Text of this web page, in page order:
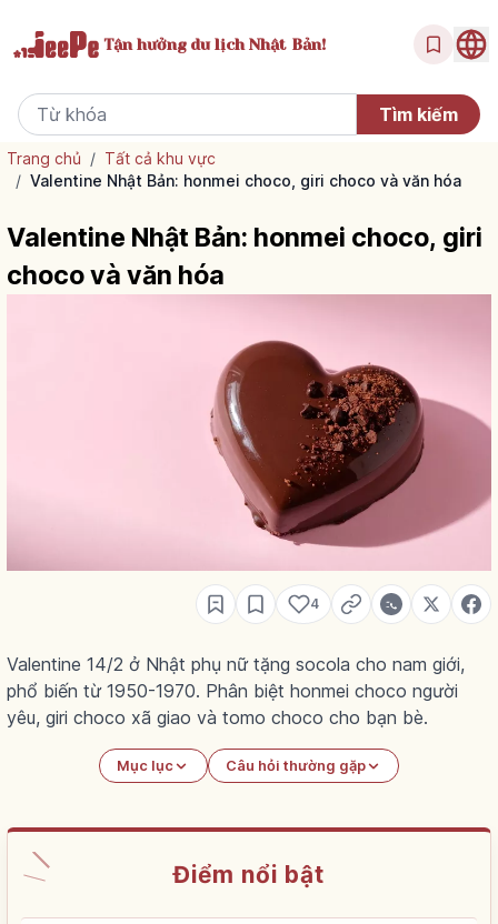
Tận hưởngdu lịch Nhật Bản!
Trang chủ / Tất cả khu vực
/ Valentine Nhật Bản: honmei choco, giri choco và văn hóa
Valentine Nhật Bản: honmei choco, giri
choco và văn hóa
4
Valentine 14/2 ở Nhật phụ nữ tặng socola cho nam giới,
phổ biến từ 1950-1970. Phân biệt honmei choco người
yêu, giri choco xã giao và tomo choco cho bạn bè.
Mục lục Câu hỏi thường gặp
Điểm nổi bật